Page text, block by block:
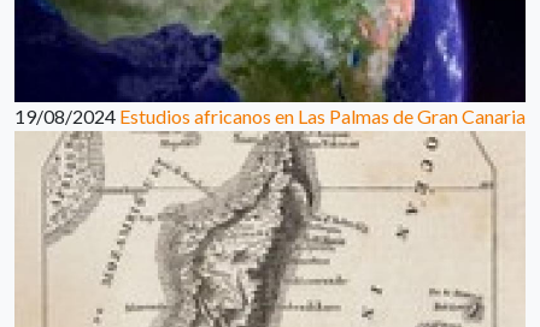
19/08/2024 Estudios africanos en Las Palmas de Gran Canaria